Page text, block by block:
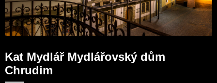
Kat Mydlář Mydlářovský dům
Chrudim